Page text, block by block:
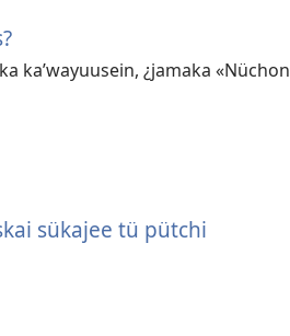
kaʼwayuusein, ¿jamaka «Nüchon
sükajee tü pütchi